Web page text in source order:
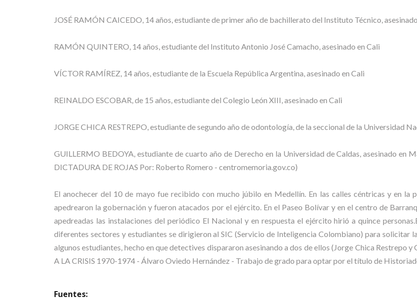
JOSÉ RAMÓN CAICEDO, 14 años, estudiante de primer año de bachillerato del Instituto Técnico,
RAMÓN QUINTERO, 14 años, estudiante del Instituto Antonio José Camacho, asesinado en Cali
VÍCTOR RAMÍREZ, 14 años, estudiante de la Escuela República Argentina, asesinado en Cali
REINALDO ESCOBAR, de 15 años, estudiante del Colegio León XIII, asesinado en Cali
JORGE CHICA RESTREPO, estudiante de segundo año de odontología, de la seccional de la Universidad
GUILLERMO BEDOYA, estudiante de cuarto año de Derecho en la Universidad de Caldas, asesinado
DICTADURA DE ROJAS Por: Roberto Romero - centromemoria.gov.co)
El anochecer del 10 de mayo fue recibido con mucho júbilo en Medellín. En las calles céntricas y en la
apedrearon la gobernación y fueron atacados por el ejército. En el Paseo Bolívar y en el centro de
apedreadas las instalaciones del periódico El Nacional y en respuesta el ejército hirió a quince
diferentes sectores y estudiantes se dirigieron al SIC (Servicio de Inteligencia Colombiano) para solicitar
algunos estudiantes, hecho en que detectives dispararon asesinando a dos de ellos (Jorge Chica
A LA CRISIS 1970-1974 - Álvaro Oviedo Hernández - Trabajo de grado para optar por el título de
Fuentes: